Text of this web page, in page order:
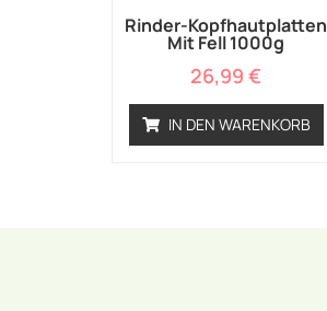
Rinder-Kopfhautplatten
Mit Fell 1000g
26,99€
IN DEN WARENKORB